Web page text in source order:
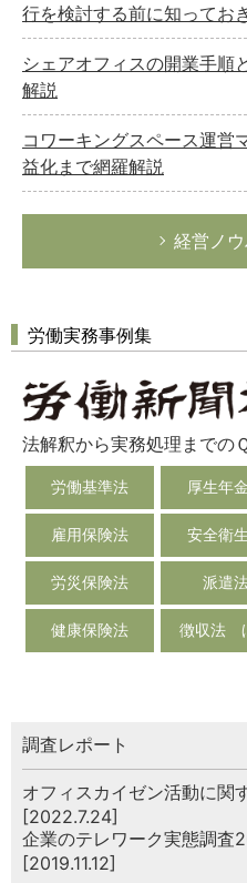
行を検討する前に知ってお
シェアオフィスの開業手順
解説
コワーキングスペース運営
益化まで網羅解説
経営ノ
労働実務事例集
法解釈から実務処理までの
労働基準法 厚生年
雇用保険法 安全衛
労災保険法 派遣
健康保険法 徴収法
調査レポート
オフィスカイゼン活動に関
[2022.7.24]
企業のテレワーク実態調査
[2019.11.12]